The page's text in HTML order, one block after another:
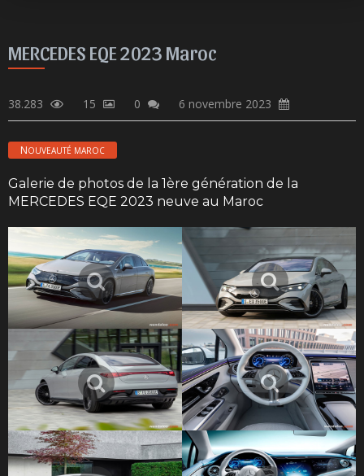
MERCEDES EQE 2023 Maroc
38.283 15 0 6 novembre 2023
NOUVEAUTÉ MAROC
Galerie de photos de la 1ère génération de la
MERCEDES EQE 2023 neuve au Maroc